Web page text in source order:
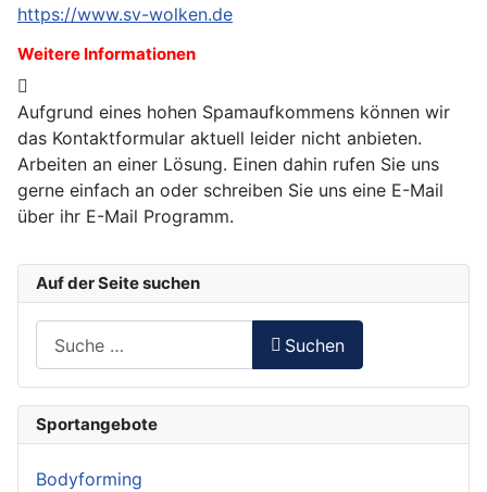
Auf der Seite suchen
Type 2 or more characters for results.
Suchen
Sportangebote
Bodyforming
https://www.sv-wolken.de
Weitere Informationen
Aufgrund eines hohen Spamaufkommens können wir
das Kontaktformular aktuell leider nicht anbieten.
Arbeiten an einer Lösung. Einen dahin rufen Sie uns
gerne einfach an oder schreiben Sie uns eine E-Mail
über ihr E-Mail Programm.